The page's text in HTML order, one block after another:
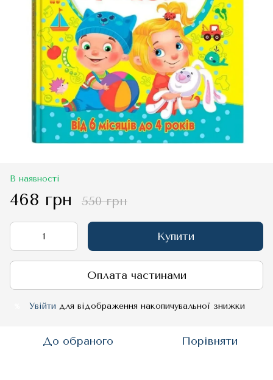
В наявності
468 грн 550 грн
Купити
Оплата частинами
Увійти для відображення накопичувальної знижки
До обраного Порівняти